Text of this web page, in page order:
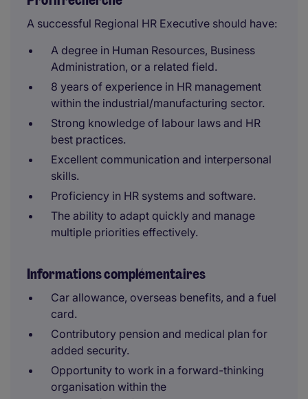
A successful Regional HR Executive should have:
A degree in Human Resources, Business
Administration, or a related field.
8 years of experience in HR management
within the industrial/manufacturing sector.
Strong knowledge of labour laws and HR
best practices.
Excellent communication and interpersonal
skills.
Proficiency in HR systems and software.
The ability to adapt quickly and manage
multiple priorities effectively.
Informations complémentaires
Car allowance, overseas benefits, and a fuel
card.
Contributory pension and medical plan for
added security.
Opportunity to work in a forward-thinking
organisation within the